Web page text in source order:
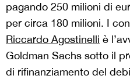
pagando 250 milioni di
per circa 180 milioni. I
Riccardo Agostinelli è
Goldman Sachs sotto il
di rifinanziamento del